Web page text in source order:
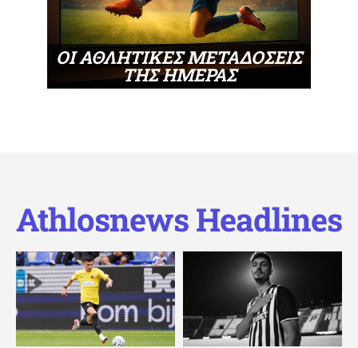
ΟΙ ΑΘΛΗΤΙΚΕΣ ΜΕΤΑΔΟΣΕΙΣ
ΤΗΣ ΗΜΕΡΑΣ
Athlosnews Headlines